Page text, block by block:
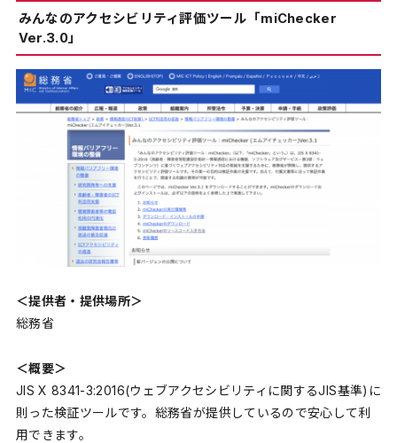
みんなのアクセシビリティ評価ツール「miChecker
Ver.3.0」
＜提供者・提供場所＞
総務省
＜概要＞
JIS X 8341-3:2016(ウェブアクセシビリティに関するJIS基準)に
則った検証ツールです。総務省が提供しているので安心して利
用できます。